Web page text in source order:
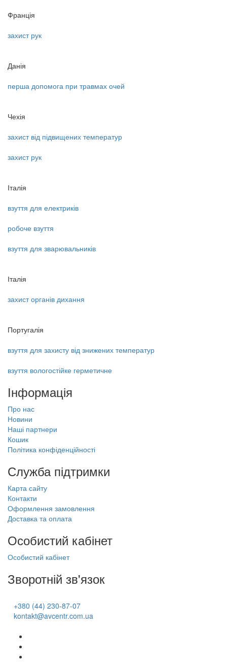
Франція
захист рук
Данія
перша допомога при травмах очей
Чехія
захист від підвищених температур
захист рук
Італія
взуття для електриків
робоче взуття
взуття для зварювальників
Італія
захист органів дихання
Португалія
взуття для захисту від знижених температур
взуття вологостійке герметичне
Інформація
Про нас
Новини
Наші партнери
Кошик
Політика конфіденційності
Служба підтримки
Карта сайту
Контакти
Оформлення замовлення
Доставка та оплата
Особистий кабінет
Особистий кабінет
Зворотній зв'язок
+380 (44) 230-87-07
kontakt@avcentr.com.ua